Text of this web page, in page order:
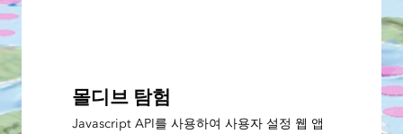
몰디브 탐험
Javascript API를 사용하여 사용자 설정 웹 앱